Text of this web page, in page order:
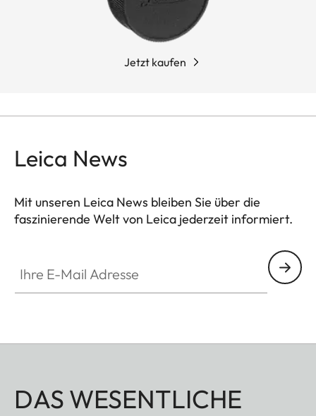
Jetzt kaufen
Leica News
Mit unseren Leica News bleiben Sie über die
faszinierende Welt von Leica jederzeit informiert.
DAS WESENTLICHE